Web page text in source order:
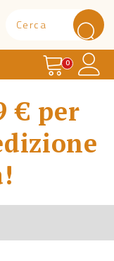
Shop
Carrello
0
€ per